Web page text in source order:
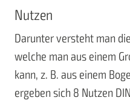
Nutzen
Darunter versteht man
welche man aus einem
kann, z. B. aus einem
ergeben sich 8 Nutzen